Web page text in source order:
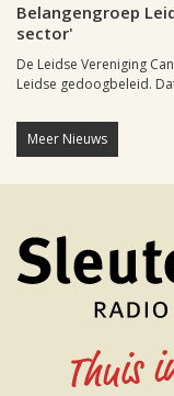
Belangengroep
sector'
De Leidse Vereniging
Leidse gedoogbeleid.
Meer Nieuws